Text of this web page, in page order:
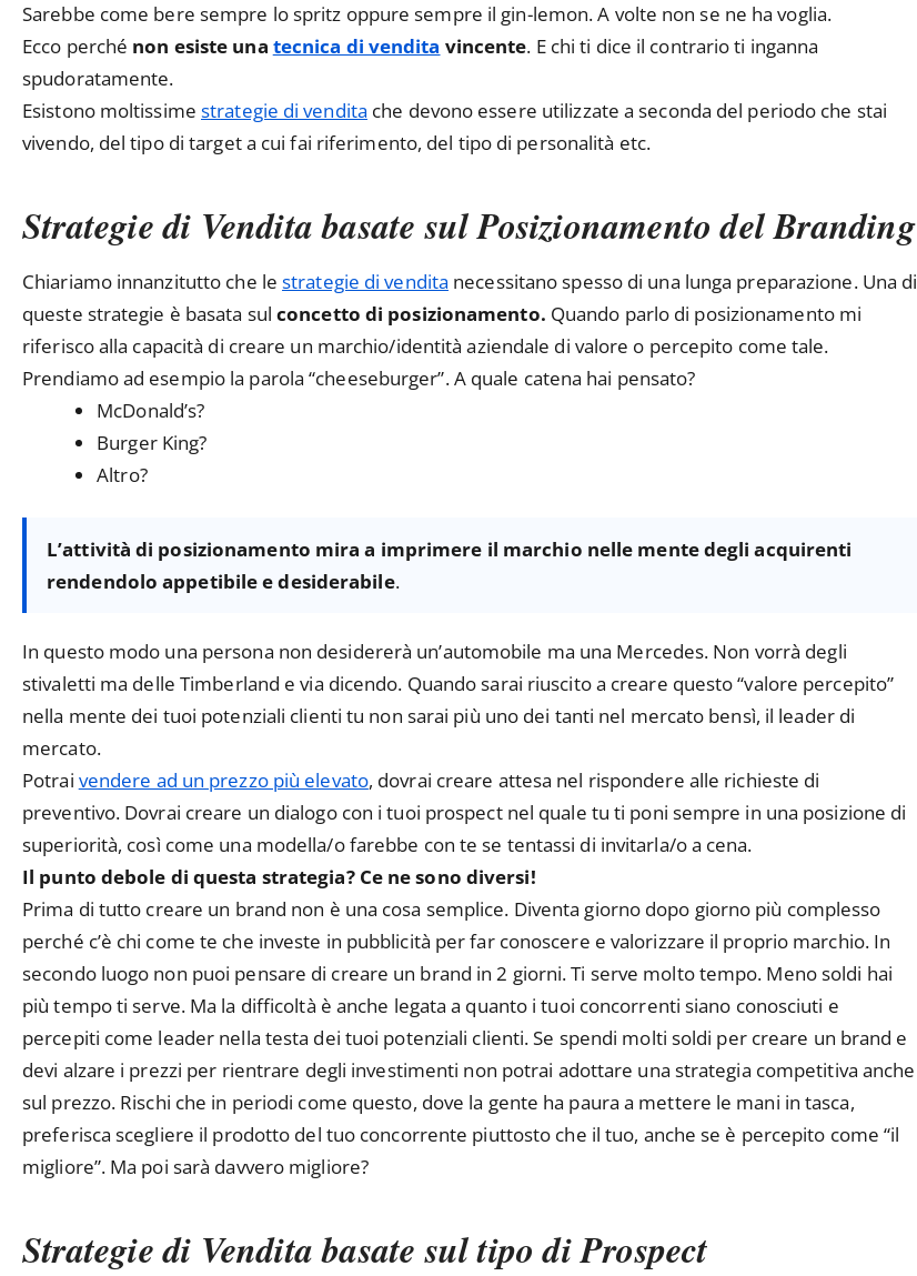
Sarebbe come bere sempre lo spritz oppure sempre il gin-lemon. A volte non se ne ha voglia.
Ecco perché non esiste una tecnica di vendita vincente. E chi ti dice il contrario ti inganna
spudoratamente.
Esistono moltissime strategie di vendita che devono essere utilizzate a seconda del periodo che stai
vivendo, del tipo di target a cui fai riferimento, del tipo di personalità etc.
Strategie di Vendita basate sul Posizionamento del Branding
Chiariamo innanzitutto che lestrategie di vendita necessitano spesso di una lunga preparazione. Una di
queste strategie è basata sulconcetto di posizionamento. Quando parlo di posizionamento mi
riferisco alla capacità di creare un marchio/identità aziendale di valore o percepito come tale.
Prendiamo ad esempio la parola “cheeseburger”. A quale catena hai pensato?
McDonald’s?
Burger King?
Altro?
L’attività di posizionamento mira a imprimere il marchio nelle mente degli acquirenti
rendendolo appetibile e desiderabile.
In questo modo una persona non desidererà un’automobile ma una Mercedes. Non vorrà degli
stivaletti ma delle Timberland e via dicendo. Quando sarai riuscito a creare questo “valore percepito”
nella mente dei tuoi potenziali clienti tu non sarai più uno dei tanti nel mercato bensì, il leader di
mercato.
Potrai vendere ad un prezzo più elevato, dovrai creare attesa nel rispondere alle richieste di
preventivo. Dovrai creare un dialogo con i tuoi prospect nel quale tu ti poni sempre in una posizione di
superiorità, così come una modella/o farebbe con te se tentassi di invitarla/o a cena.
Il punto debole di questa strategia? Ce ne sono diversi!
Prima di tutto creare un brand non è una cosa semplice. Diventa giorno dopo giorno più complesso
perché c’è chi come te che investe in pubblicità per far conoscere e valorizzare il proprio marchio. In
secondo luogo non puoi pensare di creare un brand in 2 giorni. Ti serve molto tempo. Meno soldi hai
più tempo ti serve. Ma la difficoltà è anche legata a quanto i tuoi concorrenti siano conosciuti e
percepiti come leader nella testa dei tuoi potenziali clienti. Se spendi molti soldi per creare un brand e
devi alzare i prezzi per rientrare degli investimenti non potrai adottare una strategia competitiva anche
sul prezzo. Rischi che in periodi come questo, dove la gente ha paura a mettere le mani in tasca,
preferisca scegliere il prodotto del tuo concorrente piuttosto che il tuo, anche se è percepito come “il
migliore”. Ma poi sarà davvero migliore?
Strategie di Vendita basate sul tipo di Prospect